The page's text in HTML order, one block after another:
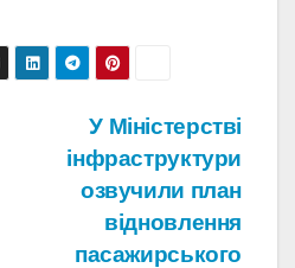
У Міністерстві
інфраструктури
озвучили план
відновлення
пасажирського